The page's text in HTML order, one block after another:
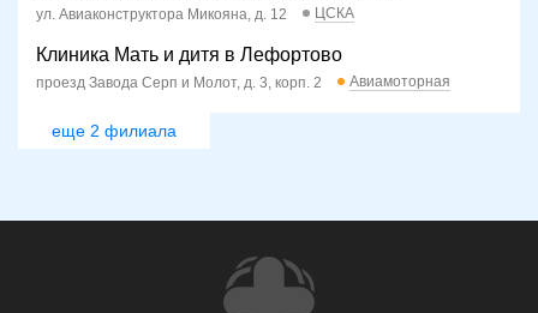
ул. Авиаконструктора Микояна, д. 12 ЦСКА
Клиника Мать и дитя в Лефортово
проезд Завода Серп и Молот, д. 3, корп. 2 Авиамоторная
еще 2 филиала